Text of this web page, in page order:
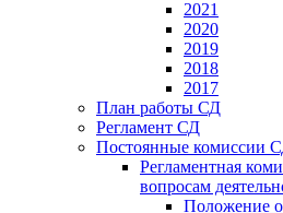
2021
2020
2019
2018
2017
План работы СД
Регламент СД
Постоянные комиссии
Регламентная
вопросам
Положение